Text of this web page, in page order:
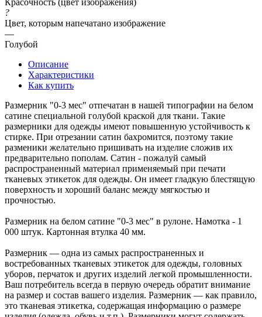
?
Цвет, которым напечатано изображение
—
Голубой
Описание
Характеристики
Как купить
Размерник "0-3 мес" отпечатан в нашей типографии на белом
сатине специальной голубой краской для ткани. Такие
размерники для одежды имеют повышенную устойчивость к
стирке. При отрезании сатин бахромится, поэтому такие
разменики желательно пришивать на изделие сложив их
предварительно пополам. Сатин - пожалуй самый
распространенный материал применяемый при печати
тканевых этикеток для одежды. Он имеет гладкую блестящую
поверхность и хороший баланс между мягкостью и
прочностью.
Размерник на белом сатине "0-3 мес" в рулоне. Намотка - 1
000 штук. Картонная втулка 40 мм.
Размерник — одна из самых распространенных и
востребованных тканевых этикеток для одежды, головных
уборов, перчаток и других изделий легкой промышленности.
Ваш потребитель всегда в первую очередь обратит внимание
на размер и состав вашего изделия. Размерник — как правило,
это тканевая этикетка, содержащая информацию о размере